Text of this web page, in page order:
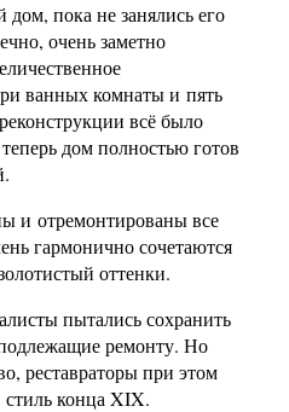
дом, пока не занялись его
очень заметно
ванных комнаты и пять
всё было
дом полностью готов
и отремонтированы все
гармонично сочетаются
оттенки.
пытались сохранить
ремонту. Но
реставраторы при этом
стиль конца XIX.